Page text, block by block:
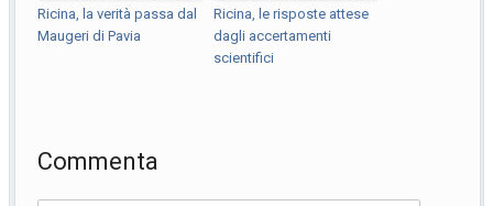
Ricina, la verità passa dal
Maugeri di Pavia
Ricina, le risposte attese
dagli accertamenti
scientifici
Commenta